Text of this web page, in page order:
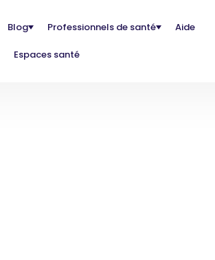
Blog Professionnels de santé Aide
Espaces santé